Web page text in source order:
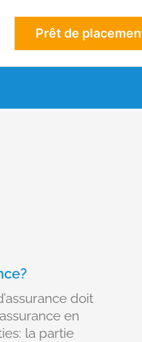
Prêt de
doit
en
la partie